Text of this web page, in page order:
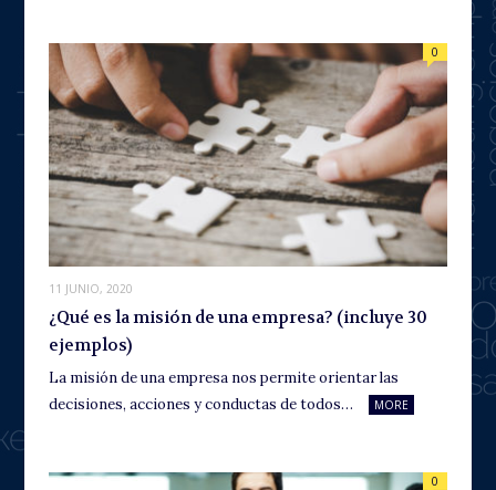
11 JUNIO, 2020
0
¿Qué es la misión de una empresa? (incluye 30
ejemplos)
La misión de una empresa nos permite orientar las
decisiones, acciones y conductas de todos…
MORE
0